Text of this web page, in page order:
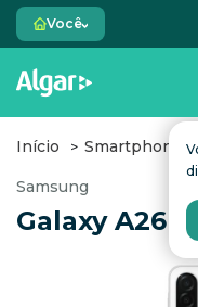
Você
Início Smartphones
Samsung
Galaxy A26 5G